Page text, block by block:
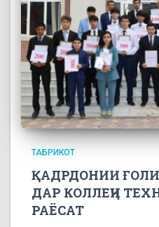
ТАБРИКОТ
ҚАДРДОНИИ
ДАР КОЛЛЕҶИ
РАЁСАТ